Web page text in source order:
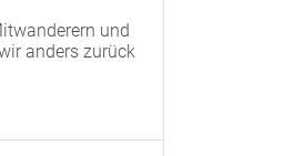
und
anders zurück